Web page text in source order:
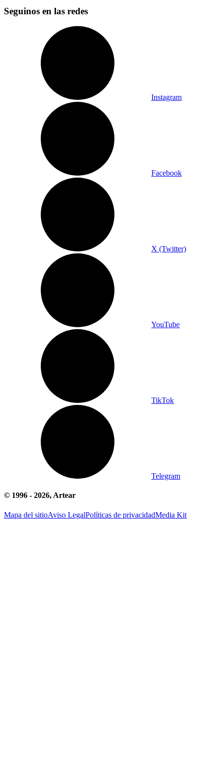
Seguinos en las redes
Instagram
Facebook
X (Twitter)
YouTube
TikTok
Telegram
© 1996 - 2026, Artear
Mapa del sitioAviso LegalPolíticas de privacidadMedia Kit